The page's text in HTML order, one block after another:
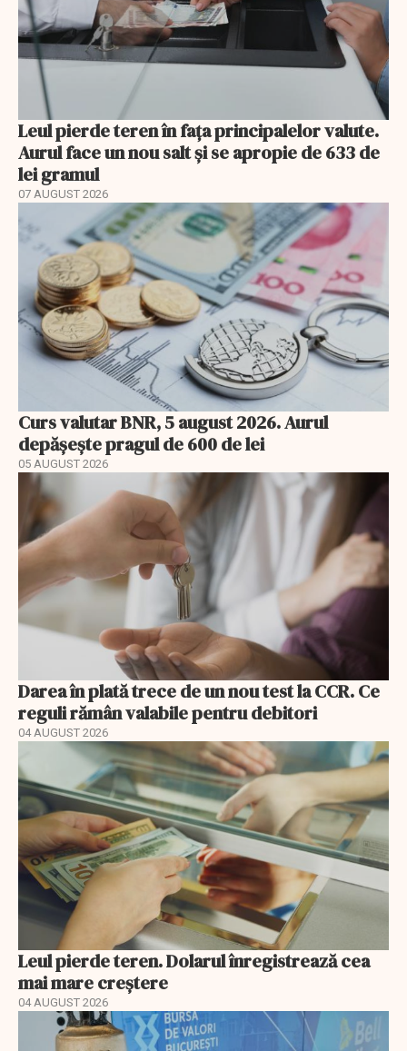
Leul pierde teren în fața principalelor valute.
Aurul face un nou salt și se apropie de 633 de
lei gramul
07 AUGUST 2026
Curs valutar BNR, 5 august 2026. Aurul
depășește pragul de 600 de lei
05 AUGUST 2026
Darea în plată trece de un nou test la CCR. Ce
reguli rămân valabile pentru debitori
04 AUGUST 2026
Leul pierde teren. Dolarul înregistrează cea
mai mare creștere
04 AUGUST 2026